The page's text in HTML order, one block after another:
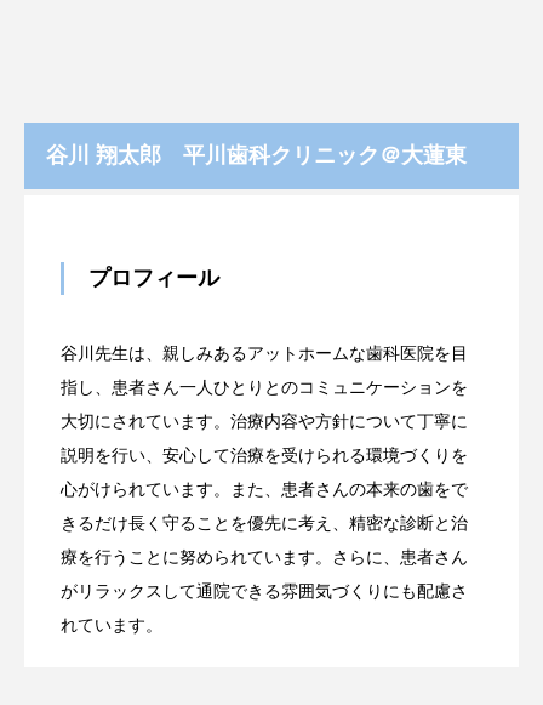
谷川 翔太郎 平川歯科クリニック＠大蓮東
プロフィール
谷川先生は、親しみあるアットホームな歯科医院を目
指し、患者さん一人ひとりとのコミュニケーションを
大切にされています。治療内容や方針について丁寧に
説明を行い、安心して治療を受けられる環境づくりを
心がけられています。また、患者さんの本来の歯をで
きるだけ長く守ることを優先に考え、精密な診断と治
療を行うことに努められています。さらに、患者さん
がリラックスして通院できる雰囲気づくりにも配慮さ
れています。